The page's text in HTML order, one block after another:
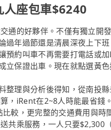
座包車$6240
的好夥伴。不僅有獨立開
年過節還是清晨深夜上下
約叫車不再需要打電話或
保證出車。現在就點選黃
理與分析後得知，從南投
，iRent在2~8人時能最省錢
較，更完整的交通費用與時
共乘服務，一人只要$2,300